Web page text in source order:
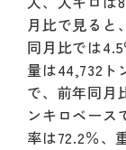
月比で見ると
同月比では
量は44,732ト
で、前年同月
ンキロベース
率は72.2％、